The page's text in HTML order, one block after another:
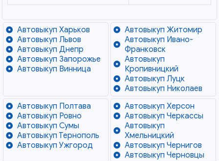
Автовыкуп Харьков
Автовыкуп Львов
Автовыкуп Днепр
Автовыкуп Запорожье
Автовыкуп Винница
Автовыкуп Житомир
Автовыкуп Ивано-
Франковск
Автовыкуп
Кропивницкий
Автовыкуп Луцк
Автовыкуп Николаев
Автовыкуп Полтава
Автовыкуп Ровно
Автовыкуп Сумы
Автовыкуп Тернополь
Автовыкуп Ужгород
Автовыкуп Херсон
Автовыкуп Черкассы
Автовыкуп
Хмельницкий
Автовыкуп Чернигов
Автовыкуп Черновцы